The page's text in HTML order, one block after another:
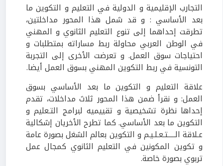
التجارب الإقليمية و الدولية في التعليم و التكوين ما
بعد الأساسي : و قد شمل هذا المحور مداخلتين،
تطرقت إحداهما إلى تنوع التعليم الثانوي و المهني
في الوطن العربي محاولة ربط مساراته بمتطلبات و
احتياجات سوق العمل. و تعرضت الأخرى إلى التجربة
التونسية في ربط التكوين المهني بسوق العمل أيضا.
علاقة التعليم و التكوين ما بعد الأساسي بسوق
العمل: و نقرأ ضمن هذا المحور ثلاث مداخلات، تقدم
إحداها نظرة تشخيصية و تقييميه لبرامج التـعليم و
التكوين ما بعد الأساسي. كما تطرح الأخريان إشكالية
عـلاقة الـــــتـعـلـيـم و التكوين بعالم الشغل بصورة عامة
و تكوين المكونين في التعليم الثانوي كمجال عمل
تربوي بصورة خاصة.